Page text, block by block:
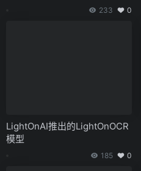
233 0
LightOnAI推出的LightOnOCR
模型
185 0